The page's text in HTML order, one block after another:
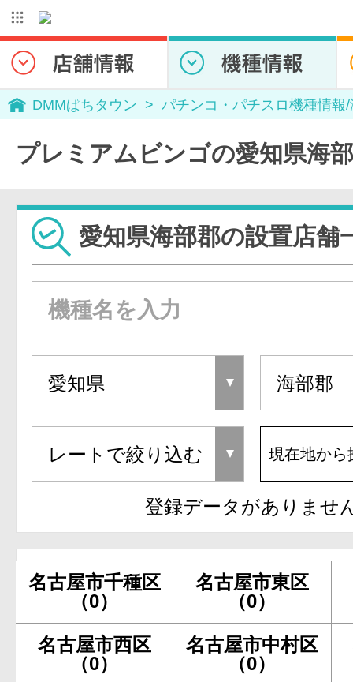
DMMぱちタウン パチンコ・パチスロ機種情報
プレミアムビンゴの愛知県海
愛知県海部郡の設置店舗
現在地から
登録データがありませ
名古屋市千種区
（0）
名古屋市東区
（0）
名古屋市西区
（0）
名古屋市中村区
（0）